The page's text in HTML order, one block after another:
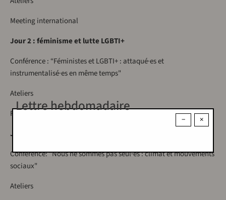
Meeting international
Jour 2 : féminisme et lutte LGBTI+
Conférence : “Féministes et LGBTI+ : attaqué·es et
instrumentalisé·es en même temps"
Ateliers
Fête féministe
Jour 3 : écosocialisme
Conférence: “Nous ne sommes pas seul·es : climat et mouvements
sociaux"
Ateliers
×
−
Lettre hebdomadaire